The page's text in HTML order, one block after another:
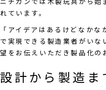
れています。
「アイデアはあるけどなか
で実現できる製造業者がいな
望をお伝えいただき製品化の
設計から製造ま